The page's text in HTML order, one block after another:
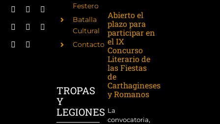
Festero
Batalla
Cultural
Contacto
TROPAS
Y
LEGIONES
Abierto el
plazo para
participar en
el IX
Concurso
Literario de
las Fiestas
de
Carthagineses
y Romanos
La
convocatoria,